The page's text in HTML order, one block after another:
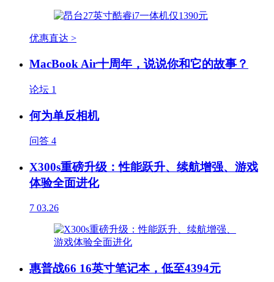
优惠直达 >
MacBook Air十周年，说说你和它的故事？
论坛 1
何为单反相机
问答 4
X300s重磅升级：性能跃升、续航增强、游戏
体验全面进化
7 03.26
惠普战66 16英寸笔记本，低至4394元